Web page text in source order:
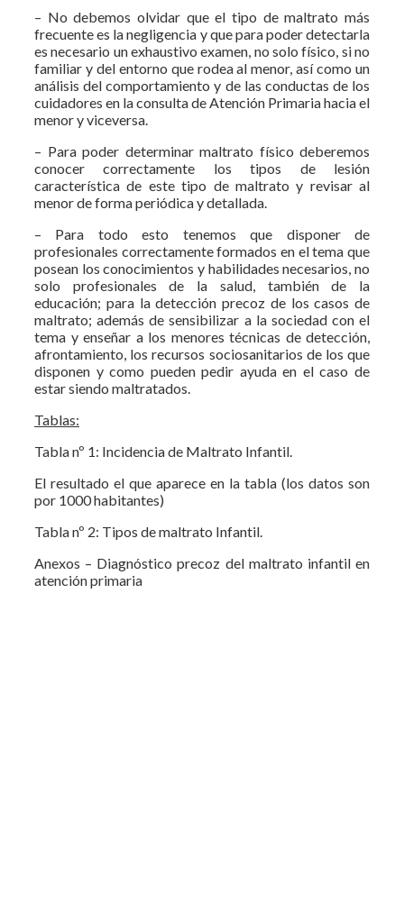
– No debemos olvidar que el tipo de maltrato más
frecuente es la negligencia y que para poder detectarla
es necesario un exhaustivo examen, no solo físico, si no
familiar y del entorno que rodea al menor, así como un
análisis del comportamiento y de las conductas de los
cuidadores en la consulta de Atención Primaria hacia el
menor y viceversa.
– Para poder determinar maltrato físico deberemos
conocer correctamente los tipos de lesión
característica de este tipo de maltrato y revisar al
menor de forma periódica y detallada.
– Para todo esto tenemos que disponer de
profesionales correctamente formados en el tema que
posean los conocimientos y habilidades necesarios, no
solo profesionales de la salud, también de la
educación; para la detección precoz de los casos de
maltrato; además de sensibilizar a la sociedad con el
tema y enseñar a los menores técnicas de detección,
afrontamiento, los recursos sociosanitarios de los que
disponen y como pueden pedir ayuda en el caso de
estar siendo maltratados.
Tablas:
Tabla nº 1: Incidencia de Maltrato Infantil.
El resultado el que aparece en la tabla (los datos son
por 1000 habitantes)
Tabla nº 2: Tipos de maltrato Infantil.
Anexos – Diagnóstico precoz del maltrato infantil en
atención primaria